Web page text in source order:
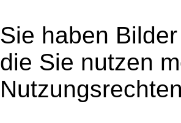
Sie haben
die Sie nutzen
Nutzungsrechten